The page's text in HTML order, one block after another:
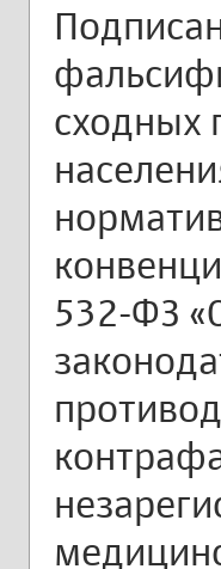
сходных
532-ФЗ